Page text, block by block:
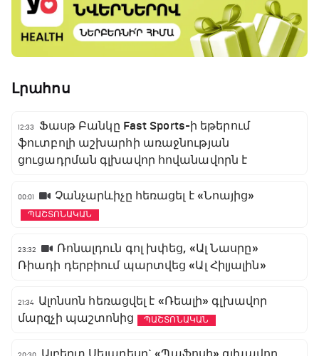
Լրահոս
12:33
Ֆասթ Բանկը Fast Sports-ի եթերում
ֆուտբոլի աշխարհի առաջնության
ցուցադրման գլխավոր հովանավորն է
00:01 Չանչարևիչը հեռացել է «Նոայից»
ՊԱՇՏՈՆԱԿԱՆ
23:32
Ռոնալդուն գոլ խփեց, «Ալ Նասրը»
Ռիադի դերբիում պարտվեց «Ալ Հիլյալին»
21:34 Ալոնսոն հեռացվել է «Ռեալի» գլխավոր
մարզչի պաշտոնից
ՊԱՇՏՈՆԱԿԱՆ